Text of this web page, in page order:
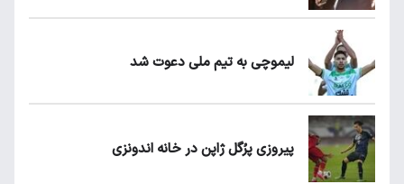
لیموچی به تیم ملی دعوت شد
پیروزی پرُگل ژاپن در خانه اندونزی